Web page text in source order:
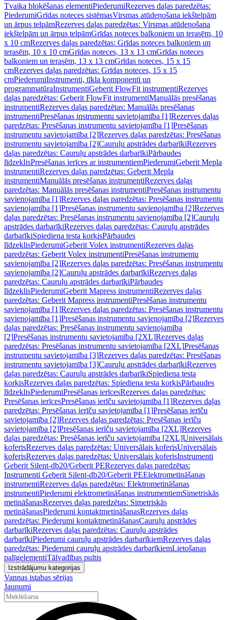
Tvaika bloķēšanas elementiPiederumiRezerves daļas paredzētas:
PiederumiGrīdas noteces sistēmasVirsmas atūdeņošana iekštelpām
un ārpus telpāmRezerves daļas paredzētas: Virsmas atūdeņošana
iekštelpām un ārpus telpāmGrīdas noteces balkoniem un terasēm, 10
x 10 cmRezerves daļas paredzētas: Grīdas noteces balkoniem un
terasēm, 10 x 10 cmGrīdas noteces, 13 x 13 cmGrīdas noteces
balkoniem un terasēm, 13 x 13 cmGrīdas noteces, 15 x 15
cmRezerves daļas paredzētas: Grīdas noteces, 15 x 15
cmPiederumiInstrumenti, tīkla komponenti un
programmatūraInstrumentiGeberit FlowFit instrumentiRezerves
daļas paredzētas: Geberit FlowFit instrumentiManuālās presēšanas
instrumentiRezerves daļas paredzētas: Manuālās presēšanas
instrumentiPresēšanas instrumentu savietojamība [1]Rezerves daļas
paredzētas: Presēšanas instrumentu savietojamība [1]Presēšanas
instrumentu savietojamība [2]Rezerves daļas paredzētas: Presēšanas
instrumentu savietojamība [2]Cauruļu apstrādes darbarīkiRezerves
daļas paredzētas: Cauruļu apstrādes darbarīkiPārbaudes
līdzeklisPresēšanas ierīces ar instrumentiemPiederumiGeberit Mepla
instrumentiRezerves daļas paredzētas: Geberit Mepla
instrumentiManuālās presēšanas instrumentiRezerves daļas
paredzētas: Manuālās presēšanas instrumentiPresēšanas instrumentu
savienojamība [1]Rezerves daļas paredzētas: Presēšanas instrumentu
savienojamība [1]Presēšanas instrumentu savienojamība [2]Rezerves
daļas paredzētas: Presēšanas instrumentu savienojamība [2]Cauruļu
apstrādes darbarīkiRezerves daļas paredzētas: Cauruļu apstrādes
darbarīkiSpiediena testa korķisPārbaudes
līdzeklisPiederumiGeberit Volex instrumentiRezerves daļas
paredzētas: Geberit Volex instrumentiPresēšanas instrumentu
savienojamība [2]Rezerves daļas paredzētas: Presēšanas instrumentu
savienojamība [2]Cauruļu apstrādes darbarīkiRezerves daļas
paredzētas: Cauruļu apstrādes darbarīkiPārbaudes
līdzeklisPiederumiGeberit Mapress instrumentiRezerves daļas
paredzētas: Geberit Mapress instrumentiPresēšanas instrumentu
savienojamība [1]Rezerves daļas paredzētas: Presēšanas instrumentu
savienojamība [1]Presēšanas instrumentu savienojamība [2]Rezerves
daļas paredzētas: Presēšanas instrumentu savienojamība
[2]Presēšanas instrumentu savietojamība [2XL]Rezerves daļas
paredzētas: Presēšanas instrumentu savietojamība [2XL]Presēšanas
instrumentu savietojamība [3]Rezerves daļas paredzētas: Presēšanas
instrumentu savietojamība [3]Cauruļu apstrādes darbarīkiRezerves
daļas paredzētas: Cauruļu apstrādes darbarīkiSpiediena testa
korķisRezerves daļas paredzētas: Spiediena testa korķisPārbaudes
līdzeklisPiederumiPresēšanas ierīcesRezerves daļas paredzētas:
Presēšanas ierīcesPresēšanas ierīču savietojamība [1]Rezerves daļas
paredzētas: Presēšanas ierīču savietojamība [1]Presēšanas ierīču
savietojamība [2]Rezerves daļas paredzētas: Presēšanas ierīču
savietojamība [2]Presēšanas ierīču savietojamība [2XL]Rezerves
daļas paredzētas: Presēšanas ierīču savietojamība [2XL]Universālais
koferisRezerves daļas paredzētas: Universālais koferisUniversālais
koferisRezerves daļas paredzētas: Universālais koferisInstrumenti
Geberit Silent-db20/Geberit PERezerves daļas paredzētas:
Instrumenti Geberit Silent-db20/Geberit PEElektrometināšanas
instrumentiRezerves daļas paredzētas: Elektrometināšanas
instrumentiPiederumi elektrometināšanas instrumentiemSimetriskās
metināšanasRezerves daļas paredzētas: Simetriskās
metināšanasPiederumi kontaktmetināšanasRezerves daļas
paredzētas: Piederumi kontaktmetināšanasCauruļu apstrādes
darbarīkiRezerves daļas paredzētas: Cauruļu apstrādes
darbarīkiPiederumi cauruļu apstrādes darbarīkiemRezerves daļas
paredzētas: Piederumi cauruļu apstrādes darbarīkiemLietošanas
palīgelementiTālvadības pultis
Izstrādājumu kategorijas
Vannas istabas sērijas
Jaunumi